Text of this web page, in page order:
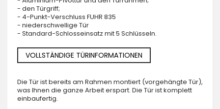
- den Türgriff;
- 4-Punkt-Verschluss FUHR 835
- niederschwellige Tür
- Standard-Schlosseinsatz mit 5 Schlüsseln.
VOLLSTÄNDIGE TÜRINFORMATIONEN
Die Tür ist bereits am Rahmen montiert (vorgehängte Tür),
was Ihnen die ganze Arbeit erspart. Die Tür ist komplett
einbaufertig.